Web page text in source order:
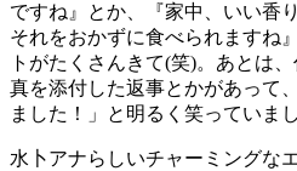
ですね』とか、『家中、いい香
それをおかずに食べられますね
トがたくさんきて(笑)。あとは
真を添付した返事とかがあって
ました！」と明るく笑っていまし
水卜アナらしいチャーミングな